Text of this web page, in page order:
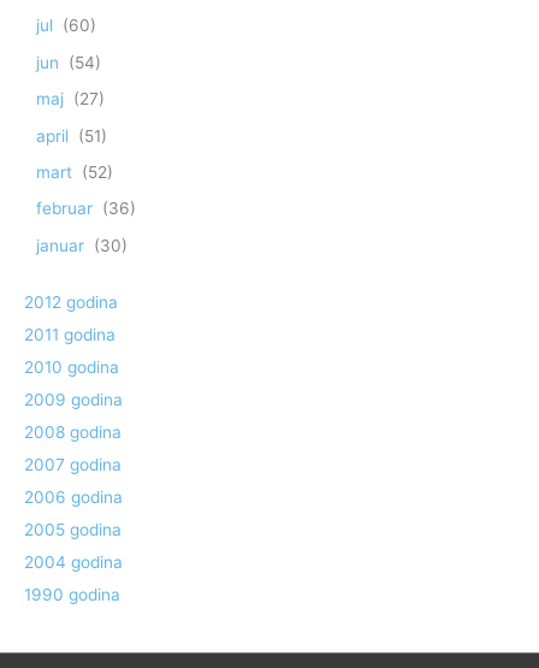
jul (60)
jun
(54)
maj (27)
april (51)
mart (52)
februar (36)
januar (30)
2012 godina
2011 godina
2010 godina
2009 godina
2008 godina
2007 godina
2006 godina
2005 godina
2004 godina
1990 godina